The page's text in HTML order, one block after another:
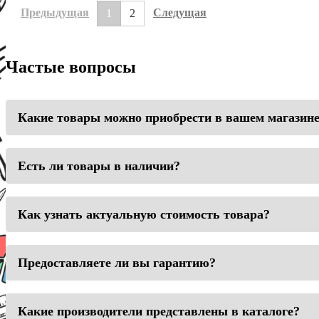
Предыдущая 1 2 Следущая
Частые вопросы
Какие товары можно приобрести в вашем
Есть ли товары в наличии?
Как узнать актуальную стоимость товара?
Предоставляете ли вы гарантию?
Какие производители представлены в каталоге?